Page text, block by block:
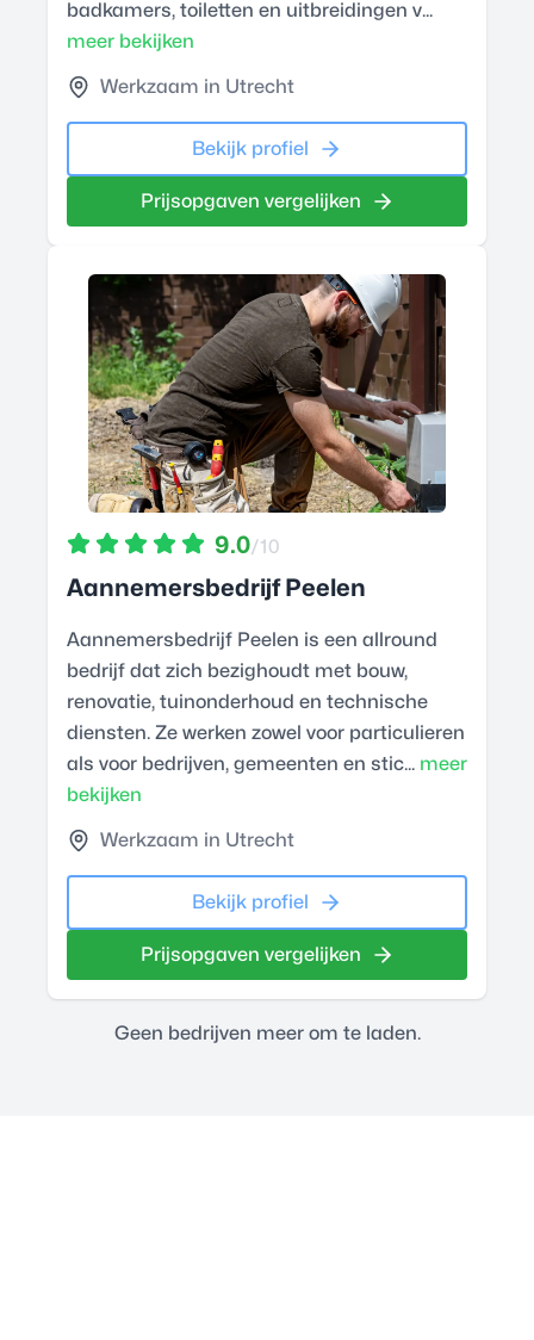
badkamers, toiletten en uitbreidingen v...
meer bekijken
Werkzaam in Utrecht
Bekijk profiel
Prijsopgaven vergelijken
9.0/10
Aannemersbedrijf Peelen
Aannemersbedrijf Peelen is een allround
bedrijf dat zich bezighoudt met bouw,
renovatie, tuinonderhoud en technische
diensten. Ze werken zowel voor particulieren
als voor bedrijven, gemeenten en stic... meer
bekijken
Werkzaam in Utrecht
Bekijk profiel
Prijsopgaven vergelijken
Geen bedrijven meer om te laden.